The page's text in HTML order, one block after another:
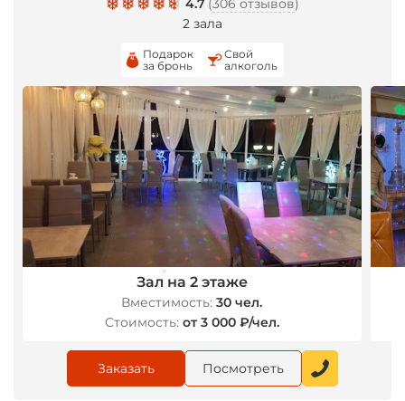
4.7 (306 отзывов)
2 зала
Подарок
за бронь
Свой
алкоголь
Зал на 2 этаже
Вместимость: 30 чел.
Стоимость: от 3 000 ₽/чел.
Заказать Посмотреть